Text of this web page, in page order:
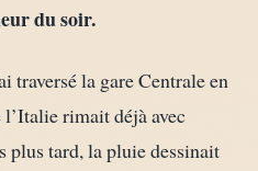
du soir.
traversé la gare Centrale en
l’Italie rimait déjà avec
plus tard, la pluie dessinait